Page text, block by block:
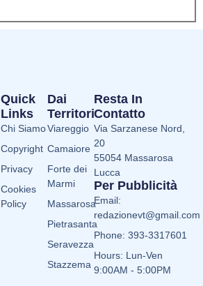
Dai
Territori
Viareggio
Camaiore
Forte dei
Marmi
Massarosa
Pietrasanta
Seravezza
Stazzema
Quick
Links
Chi Siamo
Copyright
Privacy
Cookies
Policy
Resta In
Contatto
Via Sarzanese Nord,
20
55054 Massarosa
Lucca
Per Pubblicità
Email:
redazionevt@gmail.com
Phone: 393-3317601
Hours: Lun-Ven
9:00AM - 5:00PM